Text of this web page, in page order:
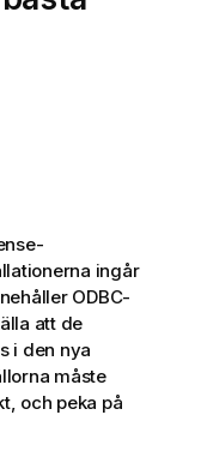
-
ingår
ODBC-
att de
i den nya
måste
och peka på